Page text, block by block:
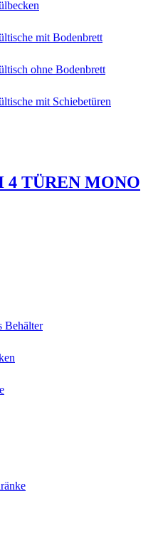
mit Bodenbrett
ohne Bodenbrett
mit Schiebetüren
Behälter
4 TÜREN MONO